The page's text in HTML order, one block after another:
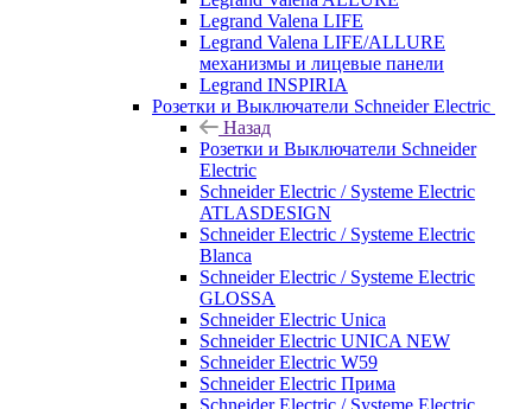
Legrand Valena LIFE
Legrand Valena LIFE/ALLURE
механизмы и лицевые панели
Legrand INSPIRIA
Розетки и Выключатели Schneider Electric
Назад
Розетки и Выключатели Schneider
Electric
Schneider Electric / Systeme Electric
ATLASDESIGN
Schneider Electric / Systeme Electric
Blanca
Schneider Electric / Systeme Electric
GLOSSA
Schneider Electric Unica
Schneider Electric UNICA NEW
Schneider Electric W59
Schneider Electric Прима
Schneider Electric / Systeme Electric